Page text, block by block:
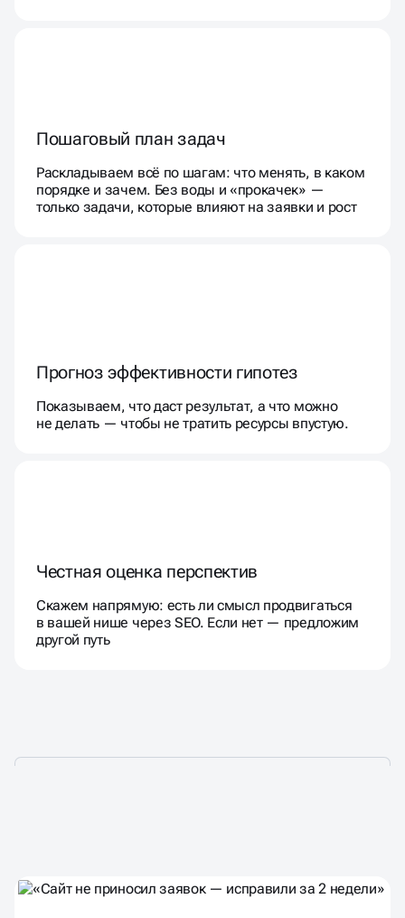
Пошаговый план задач
Раскладываем всё по шагам: что менять, в каком
порядке и зачем. Без воды и «прокачек» —
только задачи, которые влияют на заявки и рост
Прогноз эффективности гипотез
Показываем, что даст результат, а что можно
не делать — чтобы не тратить ресурсы впустую.
Честная оценка перспектив
Скажем напрямую: есть ли смысл продвигаться
в вашей нише через SEO. Если нет — предложим
другой путь